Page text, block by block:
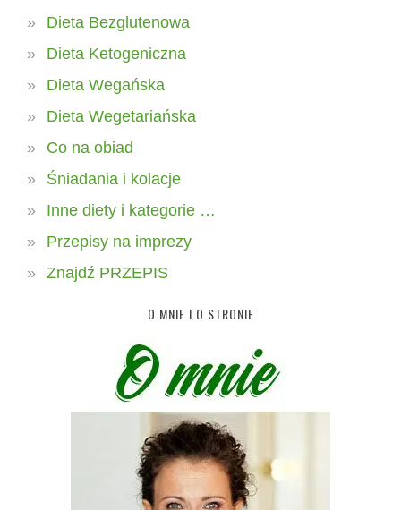
Dieta Bezglutenowa
Dieta Ketogeniczna
Dieta Wegańska
Dieta Wegetariańska
Co na obiad
Śniadania i kolacje
Inne diety i kategorie …
Przepisy na imprezy
Znajdź PRZEPIS
O MNIE I O STRONIE